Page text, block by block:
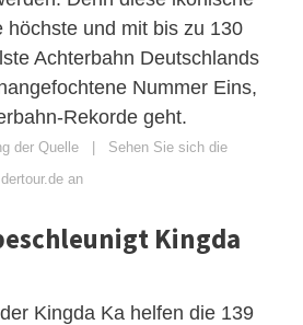
höchste und mit bis zu 130
Achterbahn Deutschlands
Nummer Eins,
Rekorde geht.
der Quelle | Sehen Sie sich die
an
Kingda
Kingda Ka helfen die 139